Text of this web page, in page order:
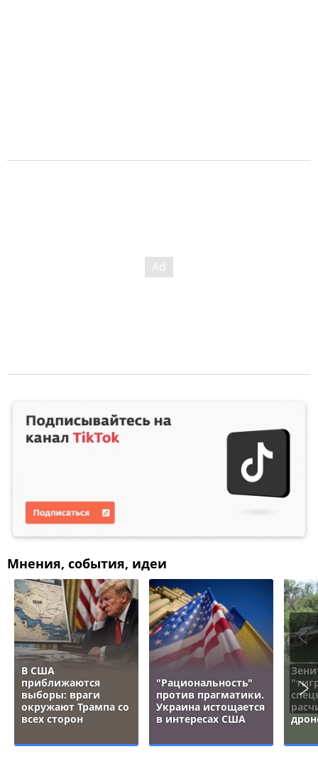
Мнения, события, идеи
В США
приближаются
выборы: враги
окружают Трампа со
всех сторон
"Рациональность"
против прагматики.
Украина истощается
в интересах США